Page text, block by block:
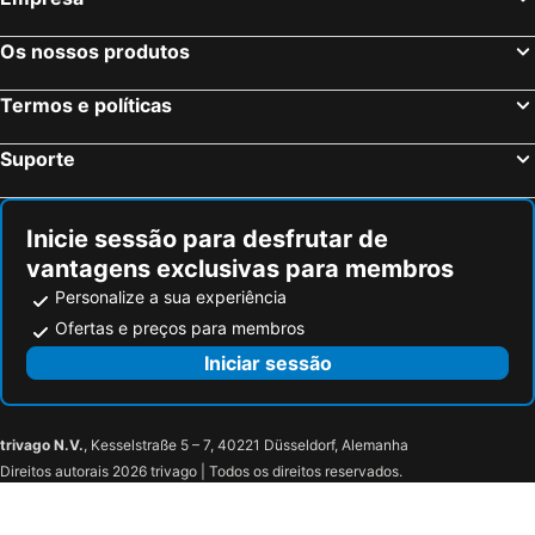
Os nossos produtos
Termos e políticas
Suporte
Inicie sessão para desfrutar de
vantagens exclusivas para membros
Personalize a sua experiência
Ofertas e preços para membros
Iniciar sessão
trivago N.V., Kesselstraße 5 – 7, 40221 Düsseldorf, Alemanha
Direitos autorais 2026 trivago | Todos os direitos reservados.